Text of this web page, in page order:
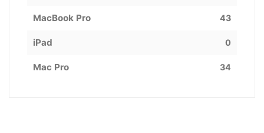
MacBook Pro 43
iPad 0
Mac Pro 34